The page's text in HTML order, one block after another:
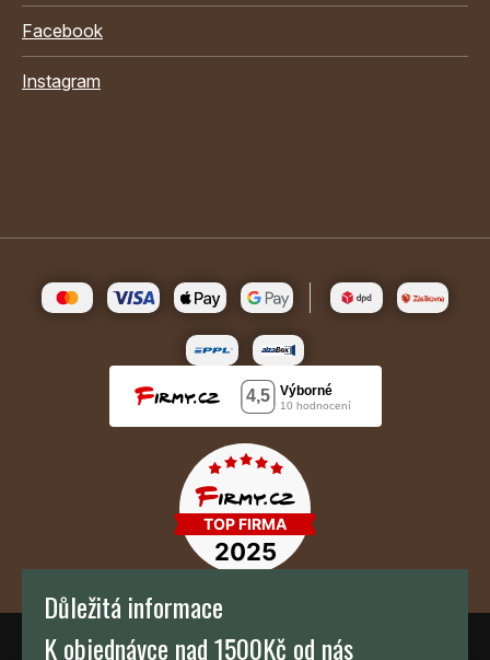
Facebook
Instagram
TH KAFFEE s.r.o.
Důležitá informace
K objednávce nad 1500Kč od nás